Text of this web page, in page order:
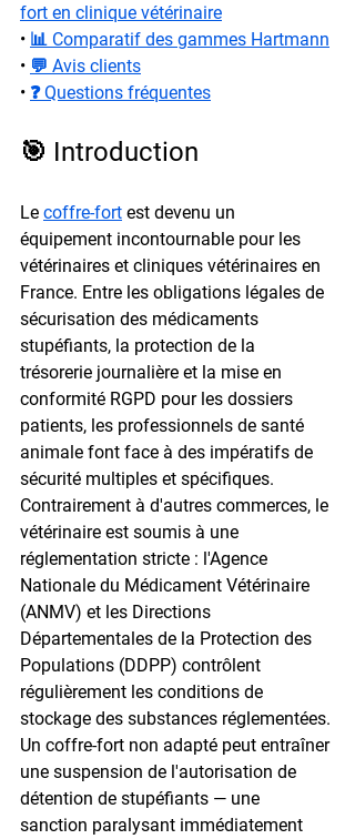
fort en clinique vétérinaire
• 📊 Comparatif des gammes Hartmann
• 💬 Avis clients
• ❓ Questions fréquentes
🎯 Introduction
Le coffre-fort est devenu un
équipement incontournable pour les
vétérinaires et cliniques vétérinaires en
France. Entre les obligations légales de
sécurisation des médicaments
stupéfiants, la protection de la
trésorerie journalière et la mise en
conformité RGPD pour les dossiers
patients, les professionnels de santé
animale font face à des impératifs de
sécurité multiples et spécifiques.
Contrairement à d'autres commerces, le
vétérinaire est soumis à une
réglementation stricte : l'Agence
Nationale du Médicament Vétérinaire
(ANMV) et les Directions
Départementales de la Protection des
Populations (DDPP) contrôlent
régulièrement les conditions de
stockage des substances réglementées.
Un coffre-fort non adapté peut entraîner
une suspension de l'autorisation de
détention de stupéfiants — une
sanction paralysant immédiatement